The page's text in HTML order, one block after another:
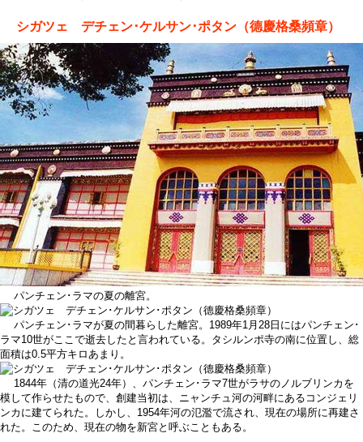
シガツェ デチェン･ケルサン･ポタン（德慶格桑頻章）
パンチェン･ラマの夏の離宮。
パンチェン･ラマが夏の間暮らした離宮。1989年1月28日にはパンチェン･
ラマ10世がここで逝去したと言われている。タシルンポ寺の南に位置し、総
面積は0.5平方キロあまり。
1844年（清の道光24年）、パンチェン･ラマ7世がラサのノルブリンカを
模して作らせたもので、創建当初は、ニャンチュ河の河畔にあるコンジェリ
ンカに建てられた。しかし、1954年河の氾濫で流され、現在の場所に再建さ
れた。このため、現在の物を新宮と呼ぶこともある。